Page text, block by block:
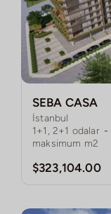
SEBA CASA
İstanbul
1+1, 2+1 odalar -
maksimum m2
$323,104.00